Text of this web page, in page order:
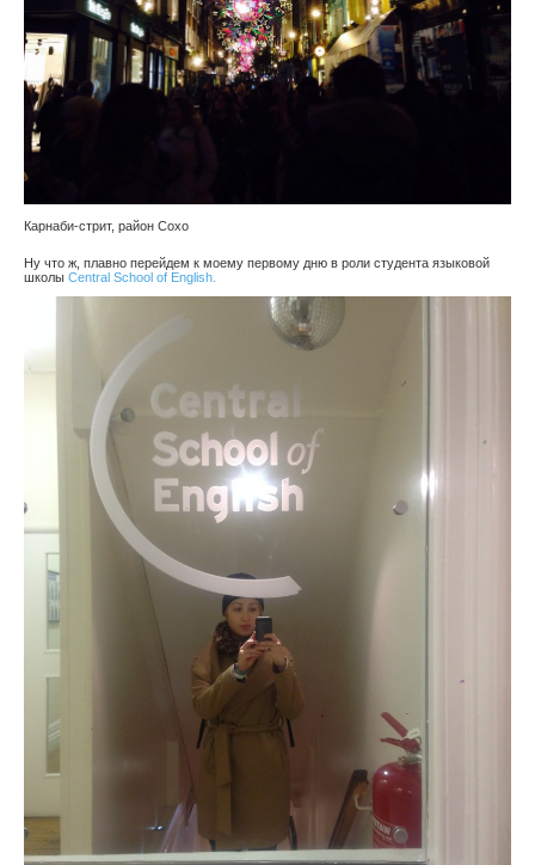
Карнаби-стрит, район Сохо
Ну что ж, плавно перейдем к моему первому дню в роли студента языковой
школы Central School of English.